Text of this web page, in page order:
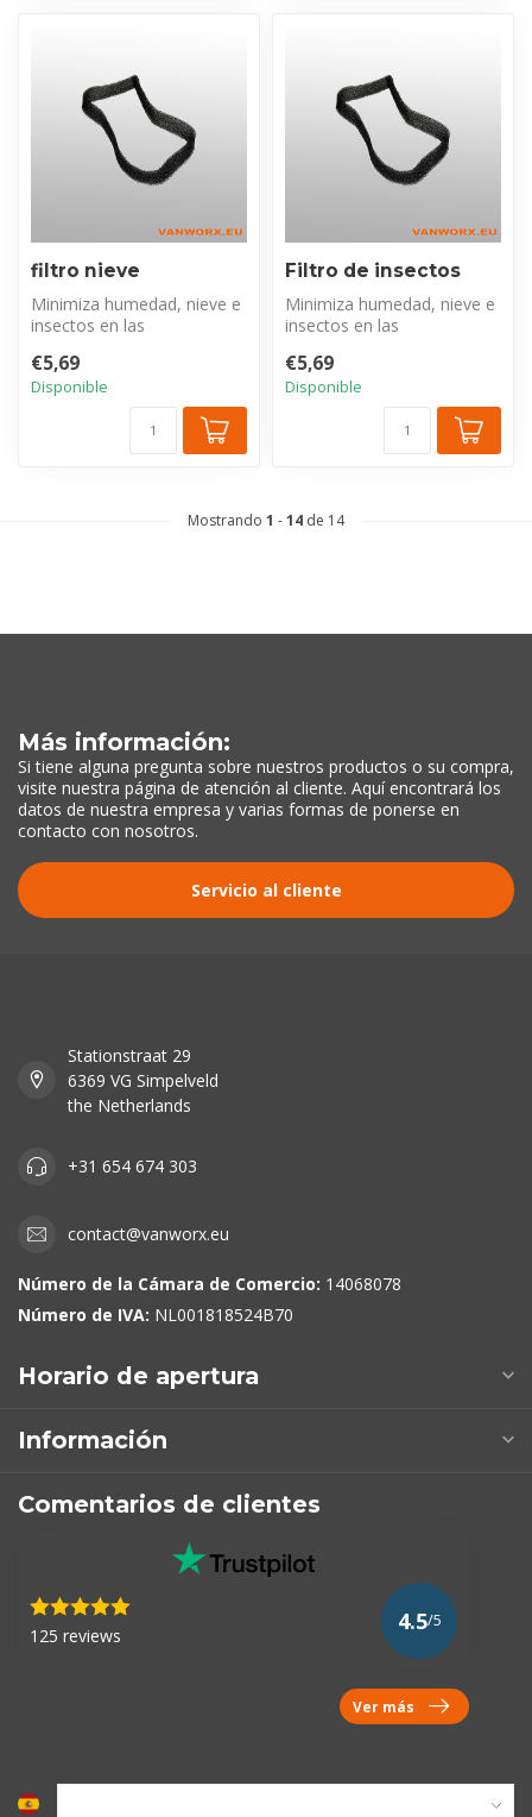
filtro nieve
Minimiza humedad, nieve e
insectos en las
complemento...
€5,69
Disponible
Filtro de insectos
Minimiza humedad, nieve e
insectos en las
complemento...
€5,69
Disponible
Mostrando 1 -14 de 14
Más información:
Si tiene alguna pregunta sobre nuestros productos o su compra,
visite nuestra página de atención al cliente. Aquí encontrará los
datos de nuestra empresa y varias formas de ponerse en
contacto con nosotros.
Servicio al cliente
Stationstraat 29
6369 VG Simpelveld
the Netherlands
+31 654 674 303
contact@vanworx.eu
Número de la Cámara de Comercio: 14068078
Número de IVA: NL001818524B70
Horario de apertura
Información
Comentarios de clientes
125 reviews
4.5/5
Ver más